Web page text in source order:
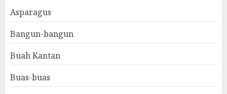
Asparagus
Bangun-bangun
Buah Kantan
Buas-buas